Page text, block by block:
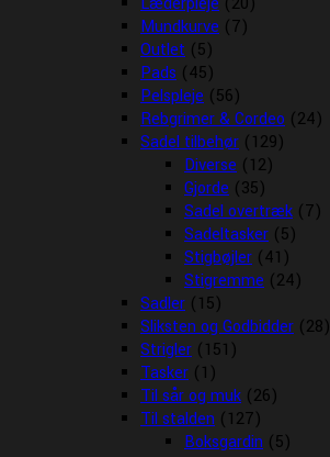
Mundkurve (7)
Outlet (5)
Pads (45)
Pelspleje (56)
Rebgrimer & Cordeo (24)
Sadel tilbehør (129)
Diverse (12)
Gjorde (35)
Sadel overtræk (7)
Sadeltasker (5)
Stigbøjler (41)
Stigremme (24)
Sadler (15)
Sliksten og Godbidder (28)
Strigler (151)
Tasker (1)
Til sår og muk (26)
Til stalden (127)
Boksgardin (5)